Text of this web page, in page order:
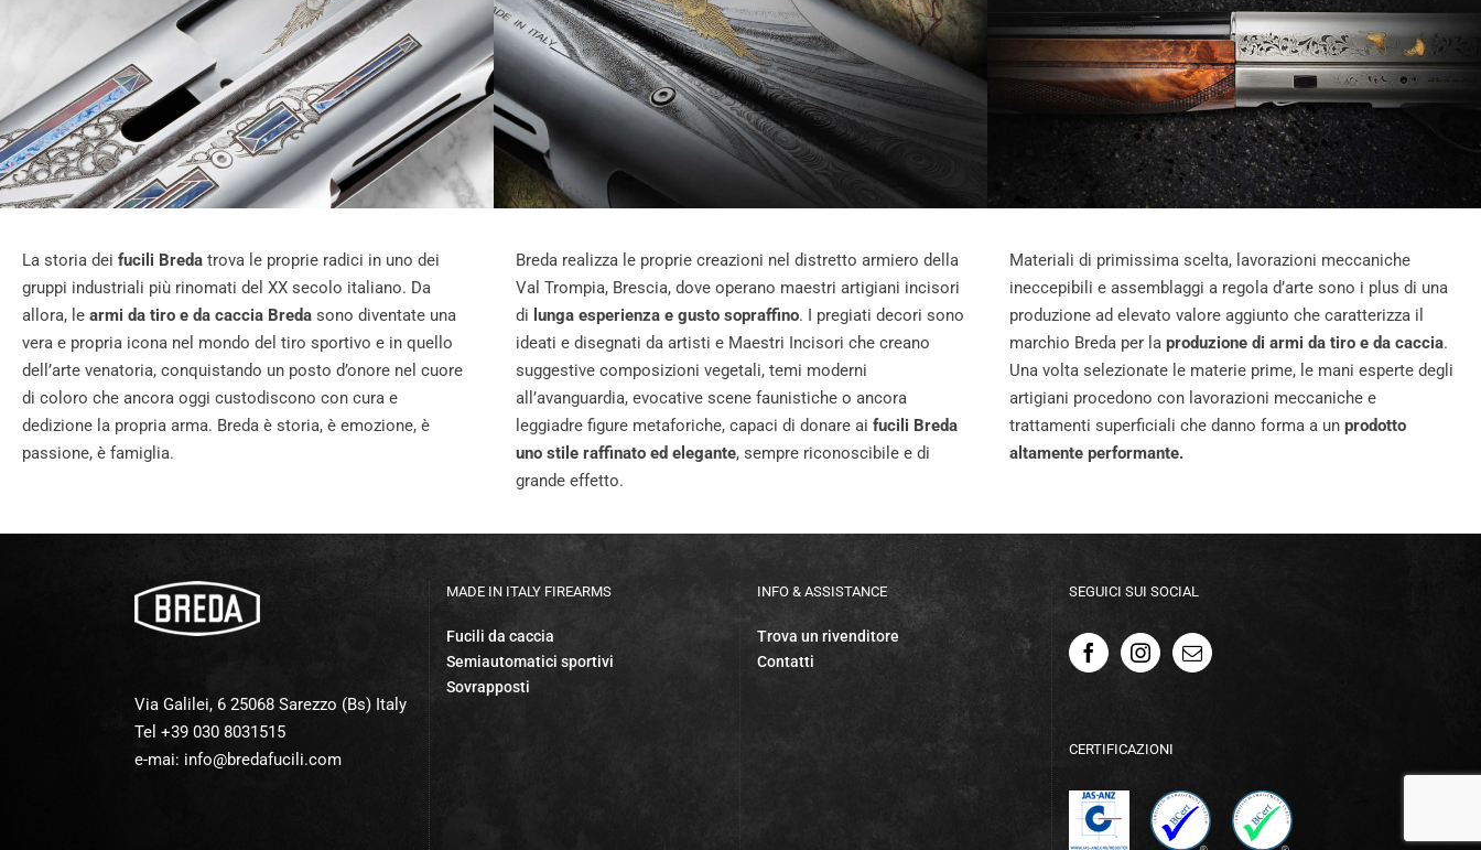
La storia dei fucili Breda trova le proprie radici in uno dei
gruppi industriali più rinomati del XX secolo italiano. Da
allora, le armi da tiro e da caccia Breda sono diventate una
vera e propria icona nel mondo del tiro sportivo e in quello
dell’arte venatoria, conquistando un posto d’onore nel cuore
di coloro che ancora oggi custodiscono con cura e
dedizione la propria arma. Breda è storia, è emozione, è
passione, è famiglia.
Breda realizza le proprie creazioni nel distretto armiero della
Val Trompia, Brescia, dove operano maestri artigiani incisori
di lunga esperienza e gusto sopraffino. I pregiati decori sono
ideati e disegnati da artisti e Maestri Incisori che creano
suggestive composizioni vegetali, temi moderni
all’avanguardia, evocative scene faunistiche o ancora
leggiadre figure metaforiche, capaci di donare ai fucili Breda
uno stile raffinato ed elegante, sempre riconoscibile e di
grande effetto.
Materiali di primissima scelta, lavorazioni meccaniche
ineccepibili e assemblaggi a regola d’arte sono i plus di una
produzione ad elevato valore aggiunto che caratterizza il
marchio Breda per la produzione di armi da tiro e da caccia.
Una volta selezionate le materie prime, le mani esperte degli
artigiani procedono con lavorazioni meccaniche e
trattamenti superficiali che danno forma a un prodotto
altamente performante.
Via Galilei, 6 25068 Sarezzo (Bs) Italy
Tel +39 030 8031515
e-mai: info@bredafucili.com
MADE IN ITALY FIREARMS
Fucili da caccia
Semiautomatici sportivi
Sovrapposti
INFO & ASSISTANCE
Trova un rivenditore
Contatti
SEGUICI SUI SOCIAL
CERTIFICAZIONI